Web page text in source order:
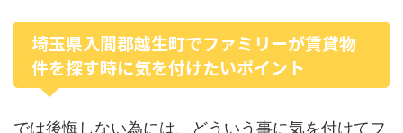
埼玉県入間郡越生町でファミリーが賃貸物
件を探す時に気を付けたいポイント
では後悔しない為には、どういう事に気を付けてフ